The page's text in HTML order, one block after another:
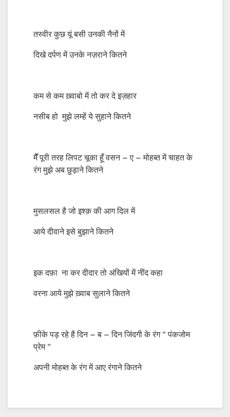
तस्वीर कुछ यूं बसी उनकी नैनों में
दिखे दर्पण में उनके नज़राने कितने
कम से कम ख़्वाबो में तो कर दे इज़हार
नसीब हो मुझे लम्हें ये सुहाने कितने
मैँ पूरी तरह लिपट चूका हूँ वसन – ए – मोहब्त में चाहत के
रंग मुझे अब छुड़ाने कितने
मुसलसल है जो इश्क़ की आग दिल में
आये दीवाने इसे बुझाने कितने
इक दफ़ा ना कर दीदार तो अंखियों में नींद कहा
वरना आये मुझे ख़्वाब सुलाने कितने
फ़ीके पड़ रहे है दिन – ब – दिन जिंदगी के रंग ” पंकजोम
प्रेम ”
अपनी मोहब्त के रंग में आए रंगाने कितने